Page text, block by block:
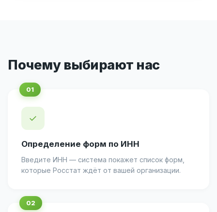
Почему выбирают нас
✓
Определение форм по ИНН
Введите ИНН — система покажет список форм,
которые Росстат ждёт от вашей организации.